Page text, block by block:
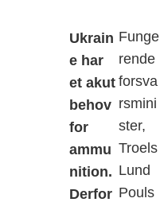
Ukrain
e har
et akut
behov
for
ammu
nition.
Derfor
Funge
rende
forsva
rsmini
ster,
Troels
Lund
Pouls